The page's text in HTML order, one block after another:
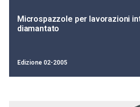
Microspazzole per lavorazioni
diamantato
Edizione 02-2005